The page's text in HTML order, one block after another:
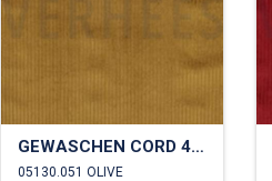
GEWASCHEN CORD 4.5W
05130.051 OLIVE